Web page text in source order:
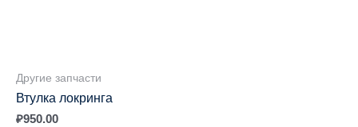
Другие запчасти
Втулка локринга
₽950.00